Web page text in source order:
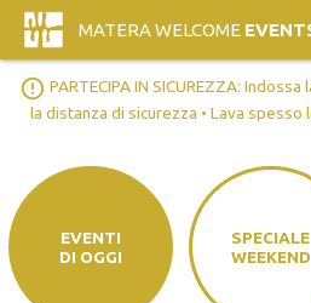
MATERA WELCOME
error_outline PARTECIPA IN SICUREZZA:
la distanza di sicurezza • Lava spesso
EVENTI
DI OGGI
SPECIALE
WEEKEND